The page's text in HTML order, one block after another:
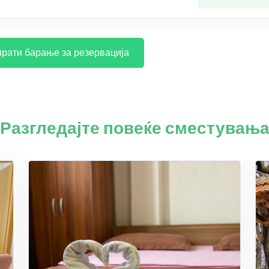
барање за резервација
Разгледајте повеќе сместувања